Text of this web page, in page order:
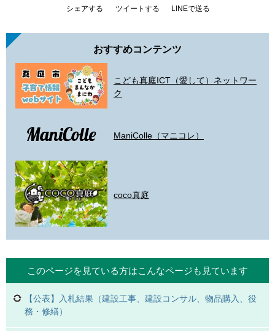
シェアする ツイートする LINEで送る
おすすめコンテンツ
こども真庭ICT（愛して）ネットワー
ク
ManiColle（マニコレ）
coco真庭
このページを見ている方はこんなページも見ています
【公表】入札結果（建設工事、建設コンサル、物品購入、役
務・修繕）